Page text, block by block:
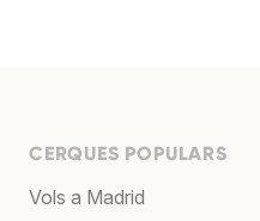
CERQUES POPULARS
Vols a Madrid